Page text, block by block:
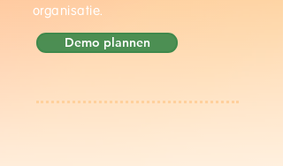
organisatie.
Demo plannen